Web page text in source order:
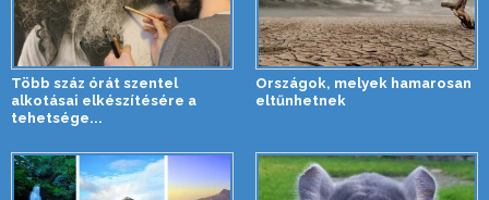
Több száz órát szentel
alkotásai elkészítésére a
tehetsége...
Országok, melyek hamarosan
eltűnhetnek